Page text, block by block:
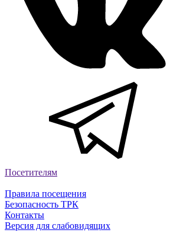
Посетителям
Правила посещения
Безопасность ТРК
Контакты
Версия для слабовидящих